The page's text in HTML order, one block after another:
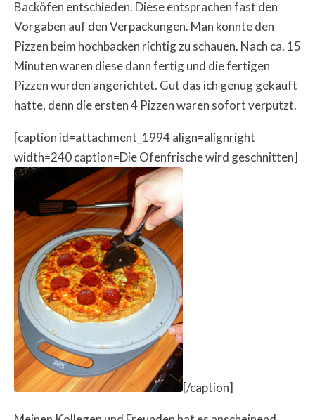
Backöfen entschieden. Diese entsprachen fast den
Vorgaben auf den Verpackungen. Man konnte den
Pizzen beim hochbacken richtig zu schauen. Nach ca. 15
Minuten waren diese dann fertig und die fertigen
Pizzen wurden angerichtet. Gut das ich genug gekauft
hatte, denn die ersten 4 Pizzen waren sofort verputzt.
[caption id=attachment_1994 align=alignright
width=240 caption=Die Ofenfrische wird geschnitten]
[/caption]